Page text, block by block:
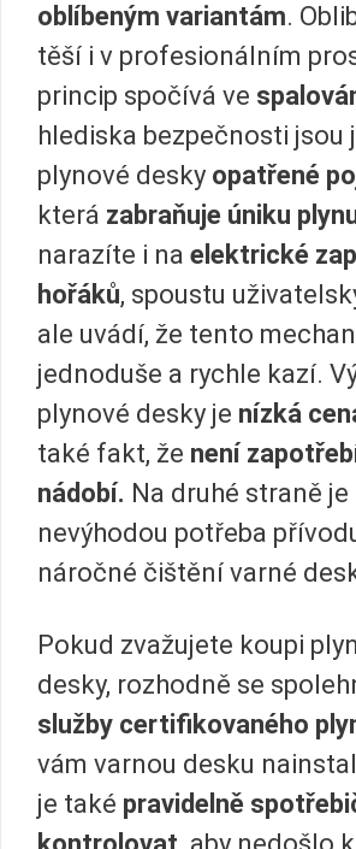
oblíbeným variantám.
těší i v profesionálním
princip spočívá ve
hlediska bezpečnosti jsou
plynové desky opatřené
která zabraňuje úniku
narazíte i na elektrické
hořáků, spoustu
ale uvádí, že tento
jednoduše a rychle kazí.
plynové desky je nízká
také fakt, že není
nádobí. Na druhé straně je
nevýhodou potřeba
náročné čištění varné
Pokud zvažujete koupi
desky, rozhodně se
služby certifikovaného
vám varnou desku
je také pravidelně